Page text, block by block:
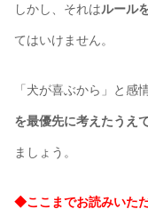
しかし、それはルール
てはいけません。
「犬が喜ぶから」と感
を最優先に考えたうえ
ましょう。
◆ここまでお読みいた